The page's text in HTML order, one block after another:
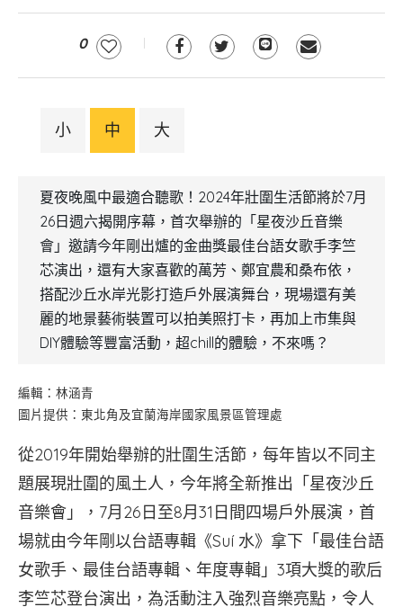
0
小 中 大
夏夜晚風中最適合聽歌！2024年壯圍生活節將於7月
26日週六揭開序幕，首次舉辦的「星夜沙丘音樂
會」邀請今年剛出爐的金曲獎最佳台語女歌手李竺
芯演出，還有大家喜歡的萬芳、鄭宜農和桑布依，
搭配沙丘水岸光影打造戶外展演舞台，現場還有美
麗的地景藝術裝置可以拍美照打卡，再加上市集與
DIY體驗等豐富活動，超chill的體驗，不來嗎？
編輯：林涵青
圖片提供：東北角及宜蘭海岸國家風景區管理處
從2019年開始舉辦的壯圍生活節，每年皆以不同主
題展現壯圍的風土人，今年將全新推出「星夜沙丘
音樂會」，7月26日至8月31日間四場戶外展演，首
場就由今年剛以台語專輯《Suí 水》拿下「最佳台語
女歌手、最佳台語專輯、年度專輯」3項大獎的歌后
李竺芯登台演出，為活動注入強烈音樂亮點，令人